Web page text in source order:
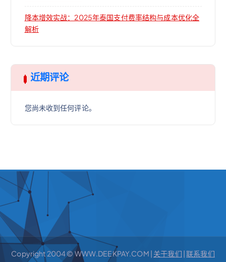
降本增效实战：2025年泰国支付费率结构与成本优化全
解析
近期评论
您尚未收到任何评论。
Copyright 2004 © WWW.DEEKPAY.COM | 关于我们 |联系我们